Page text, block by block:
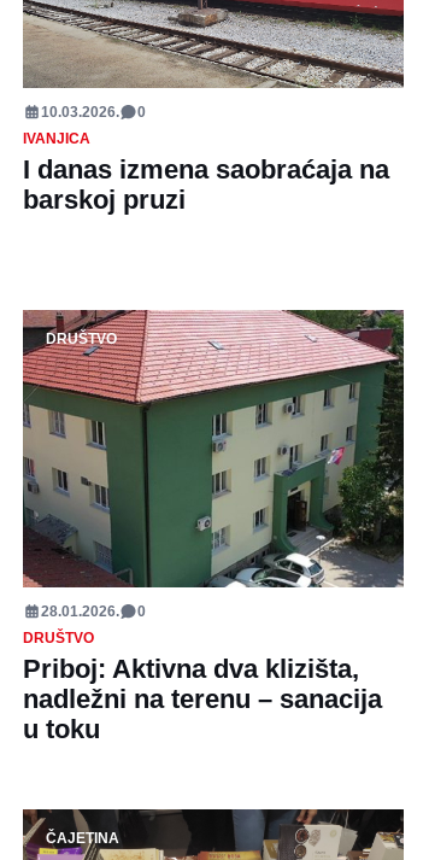
10.03.2026.
0
IVANJICA
I danas izmena saobraćaja na
barskoj pruzi
DRUŠTVO
28.01.2026.
0
DRUŠTVO
Priboj: Aktivna dva klizišta,
nadležni na terenu – sanacija
u toku
ČAJETINA